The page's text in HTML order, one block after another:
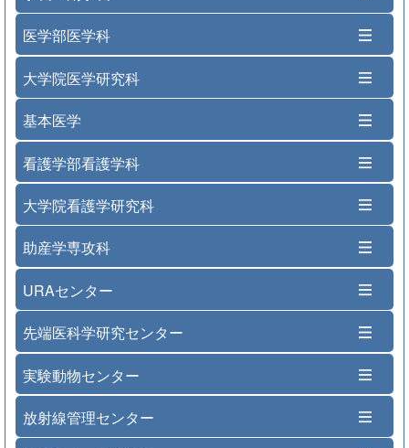
医学部医学科
大学院医学研究科
基本医学
看護学部看護学科
大学院看護学研究科
助産学専攻科
URAセンター
先端医科学研究センター
実験動物センター
放射線管理センター